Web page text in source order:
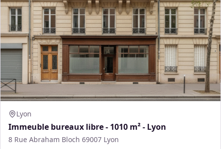
Lyon
Immeuble bureaux libre - 1010 m² - Lyon
8 Rue Abraham Bloch 69007 Lyon